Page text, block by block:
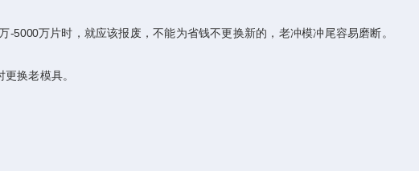
万片时，就应该报废，不能为省钱不更换新的，老冲模冲尾容易磨断。
换老模具。